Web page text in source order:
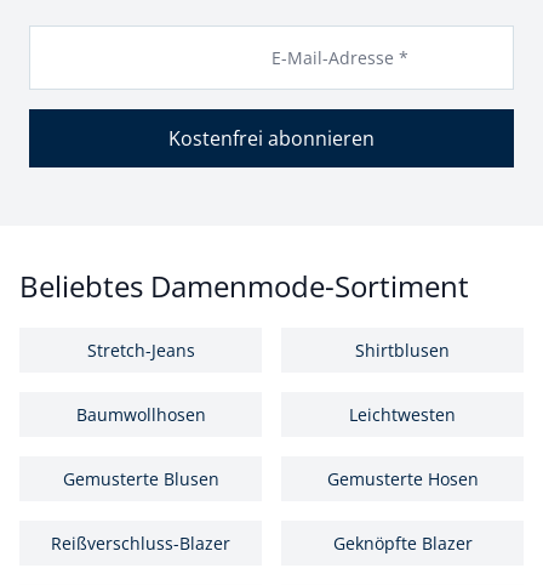
E-Mail-Adresse *
Kostenfrei abonnieren
Beliebtes Damenmode-Sortiment
Stretch-Jeans Shirtblusen
Baumwollhosen Leichtwesten
Gemusterte Blusen Gemusterte Hosen
Reißverschluss-Blazer Geknöpfte Blazer